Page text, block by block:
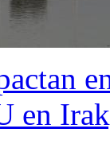
en